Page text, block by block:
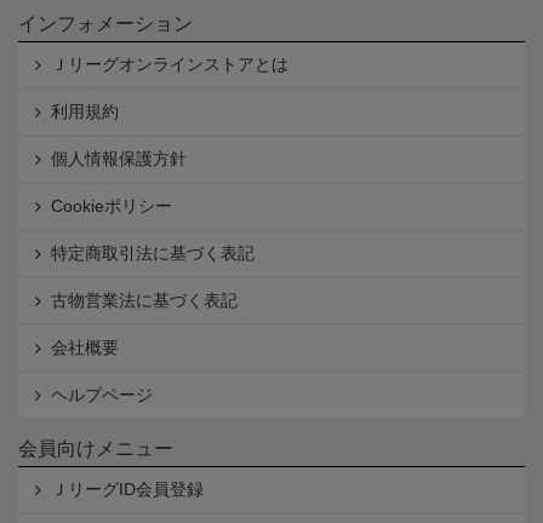
インフォメーション
Ｊリーグオンラインストアとは
利用規約
個人情報保護方針
Cookieポリシー
特定商取引法に基づく表記
古物営業法に基づく表記
会社概要
ヘルプページ
会員向けメニュー
ＪリーグID会員登録